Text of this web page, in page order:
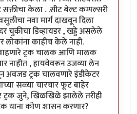
सक्तीचा केला . .सीट बेल्ट कम्पल्सरी
नवा मार्ग दाखवून दिला
चुकीचा डिव्हायडर , खड्डे असलेले
लोकांना काहीच केले नाही.
ट्रक चालक आणि मालक
नाहीत , हायवेवरून उजव्या लेन
अवजड ट्रक चालवणारे इंडीकेटर
सळ्या चारचार फूट बाहेर
जुने, खिळखिळे झालेले तरीही
याना कोण शासन करणार?